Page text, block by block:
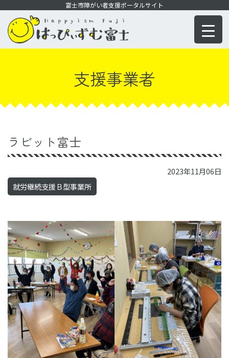
ン
動
富士市障がい者支援ポータルサイト
支援事業者
ラビット富士
2023年11月06日
就労継続支援Ｂ型事業所